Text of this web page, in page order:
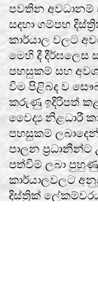
පවතින
සදහා ගම්පහ
කාර්යාල වලට
මෙහි දී දීර්ඝලෙස
පහසුකම් සහ
වීම පිළිබද ව
කරුණු ඉදිරිපත්
වෛද්‍ය නිළධාරී
පහසුකම්
පාලන
පත්වීම් ලබා
කාර්යාලවලට
දිස්ත්‍රික්